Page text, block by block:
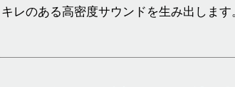
レのある高密度サウンドを生み出します